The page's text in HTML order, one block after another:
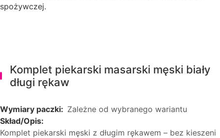
spożywczej.
Komplet piekarski masarski męski biały
długi rękaw
Wymiary paczki: Zależne od wybranego wariantu
Skład/Opis:
Komplet piekarski męski z długim rękawem – bez kieszeni